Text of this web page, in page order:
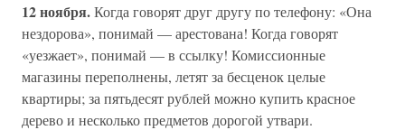
12 ноября.Когда говорят друг другу по телефону: «Она
нездорова», понимай — арестована! Когда говорят
«уезжает», понимай — в ссылку! Комиссионные
магазины переполнены, летят за бесценок целые
квартиры; за пятьдесят рублей можно купить красное
дерево и несколько предметов дорогой утвари.